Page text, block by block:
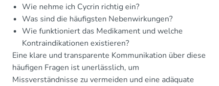
Wie nehme ich Cycrin richtig ein?
Was sind die häufigsten Nebenwirkungen?
Wie funktioniert das Medikament und welche
Kontraindikationen existieren?
Eine klare und transparente Kommunikation über diese
häufigen Fragen ist unerlässlich, um
Missverständnisse zu vermeiden und eine adäquate